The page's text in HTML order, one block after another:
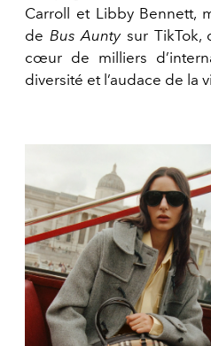
Carroll et Libby Bennett,
de Bus Aunty sur
cœur de milliers
diversité et l’audace de la